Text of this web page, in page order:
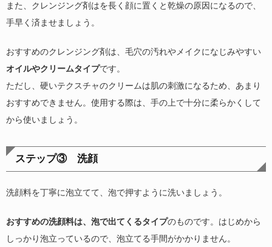
また、クレンジング剤はを長く顔に置くと乾燥の原因になるので、
手早く済ませましょう。
おすすめのクレンジング剤は、毛穴の汚れやメイクになじみやすい
オイルやクリームタイプです。
ただし、硬いテクスチャのクリームは肌の刺激になるため、あまり
おすすめできません。使用する際は、手の上で十分に柔らかくして
から使いましょう。
ステップ③ 洗顔
洗顔料を丁寧に泡立てて、泡で押すように洗いましょう。
おすすめの洗顔料は、泡で出てくるタイプのものです。はじめから
しっかり泡立っているので、泡立てる手間がかかりません。